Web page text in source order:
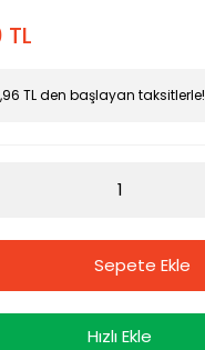
TL den başlayan taksitlerle!
Sepete Ekle
Hızlı Ekle